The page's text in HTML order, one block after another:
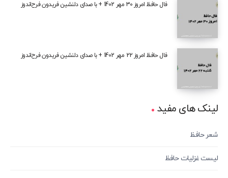
فال حافظ امروز 30 مهر 1402 + با صدای دلنشین فریدون فرح‌اندوز
فال حافظ امروز 22 مهر 1402 + با صدای دلنشین فریدون فرح‌اندوز
لینک های مفید
شعر حافظ
لیست غزلیات حافظ